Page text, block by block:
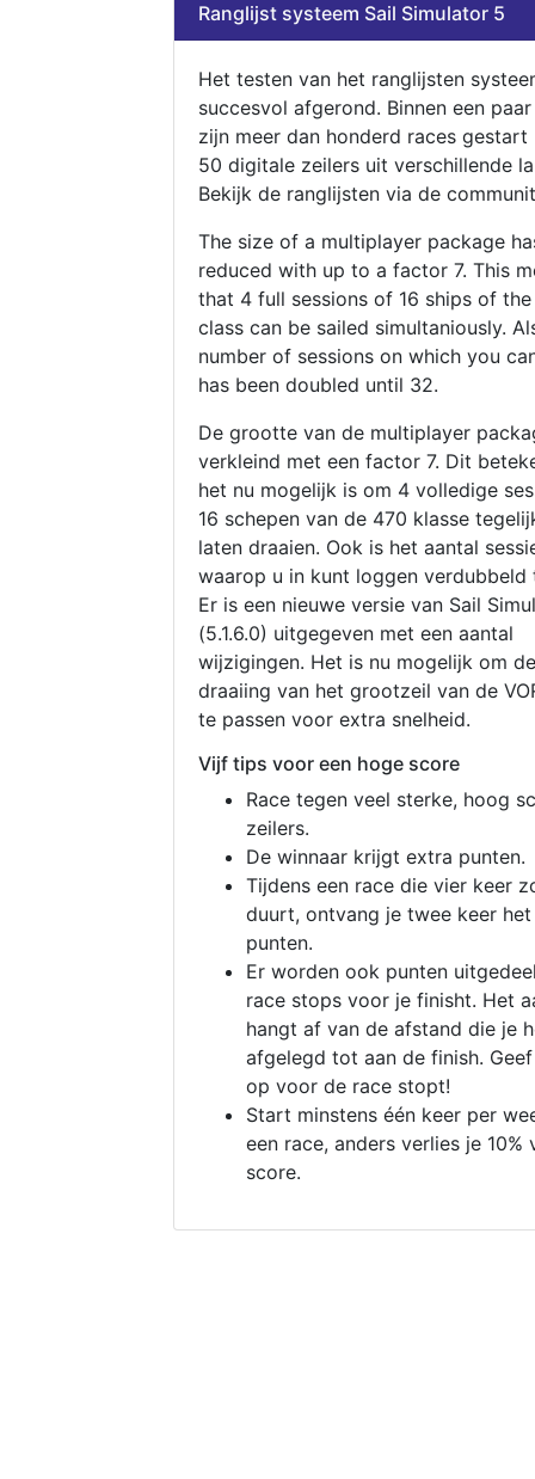
Ranglijst systeem Sail Simulator 5
Het testen van het ranglijsten
succesvol afgerond. Binnen een
zijn meer dan honderd races gestart
50 digitale zeilers uit verschillende
Bekijk de ranglijsten via de
The size of a multiplayer package
reduced with up to a factor 7. This
that 4 full sessions of 16 ships of
class can be sailed simultaniously.
number of sessions on which you
has been doubled until 32.
De grootte van de multiplayer
verkleind met een factor 7. Dit
het nu mogelijk is om 4 volledige
16 schepen van de 470 klasse
laten draaien. Ook is het aantal
waarop u in kunt loggen verdubbeld
Er is een nieuwe versie van Sail
(5.1.6.0) uitgegeven met een aantal
wijzigingen. Het is nu mogelijk om de
draaiing van het grootzeil van de
te passen voor extra snelheid.
Vijf tips voor een hoge score
Race tegen veel sterke, hoog
zeilers.
De winnaar krijgt extra punten.
Tijdens een race die vier keer
duurt, ontvang je twee keer
punten.
Er worden ook punten
race stops voor je finisht. Het
hangt af van de afstand die je
afgelegd tot aan de finish.
op voor de race stopt!
Start minstens één keer per
een race, anders verlies je 10%
score.